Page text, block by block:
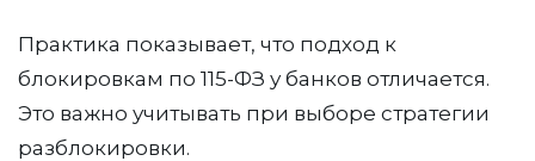
Практика показывает, что подход к
блокировкам по 115-ФЗ у банков отличается.
Это важно учитывать при выборе стратегии
разблокировки.
Телефон
Контактный номер